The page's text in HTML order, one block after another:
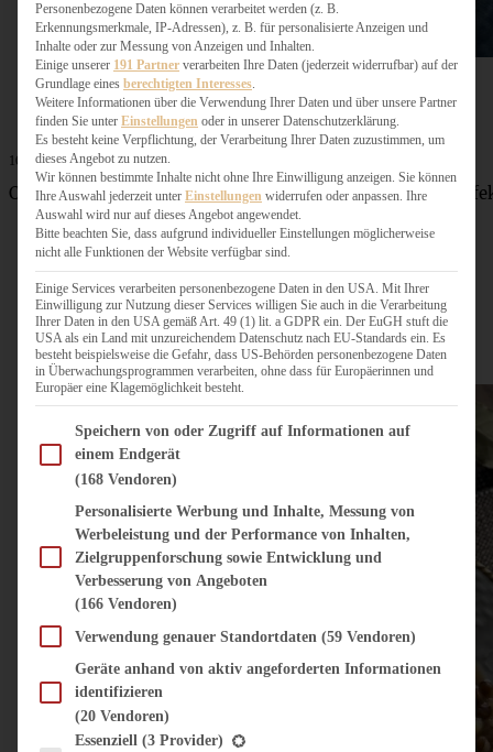
16. Januar 2026
ZUM BEITRAG
Cremige Tortellini-Tomatensuppe – blitzschnell und
für die ganze Familie
Personenbezogene Daten können verarbeitet werden (z. B.
Erkennungsmerkmale, IP-Adressen), z. B. für personalisierte Anzeigen und
Inhalte oder zur Messung von Anzeigen und Inhalten.
Einige unserer 191 Partner verarbeiten Ihre Daten (jederzeit widerrufbar) auf der
Grundlage eines berechtigten Interesses.
Weitere Informationen über die Verwendung Ihrer Daten und über unsere Partner
finden Sie unter Einstellungen oder in unserer Datenschutzerklärung.
Es besteht keine Verpflichtung, der Verarbeitung Ihrer Daten zuzustimmen, um
dieses Angebot zu nutzen.
Wir können bestimmte Inhalte nicht ohne Ihre Einwilligung anzeigen. Sie können
Ihre Auswahl jederzeit unter Einstellungen widerrufen oder anpassen. Ihre
Auswahl wird nur auf dieses Angebot angewendet.
Bitte beachten Sie, dass aufgrund individueller Einstellungen möglicherweise
nicht alle Funktionen der Website verfügbar sind.
Einige Services verarbeiten personenbezogene Daten in den USA. Mit Ihrer
Einwilligung zur Nutzung dieser Services willigen Sie auch in die Verarbeitung
Ihrer Daten in den USA gemäß Art. 49 (1) lit. a GDPR ein. Der EuGH stuft die
USA als ein Land mit unzureichendem Datenschutz nach EU-Standards ein. Es
besteht beispielsweise die Gefahr, dass US-Behörden personenbezogene Daten
in Überwachungsprogrammen verarbeiten, ohne dass für Europäerinnen und
Europäer eine Klagemöglichkeit besteht.
Im Folgenden finden Sie eine Liste der Zwecke des IAB Transparency and Consent
Speichern von oder Zugriff auf Informationen auf
einem Endgerät
(168 Vendoren)
Personalisierte Werbung und Inhalte, Messung von
Werbeleistung und der Performance von Inhalten,
Zielgruppenforschung sowie Entwicklung und
Verbesserung von Angeboten
(166 Vendoren)
Verwendung genauer Standortdaten (59 Vendoren)
Geräte anhand von aktiv angeforderten Informationen
identifizieren
(20 Vendoren)
Es folgt eine Liste der Service-Gruppen, für die eine Einwilligung erteilt werden
Essenziell (3 Provider)